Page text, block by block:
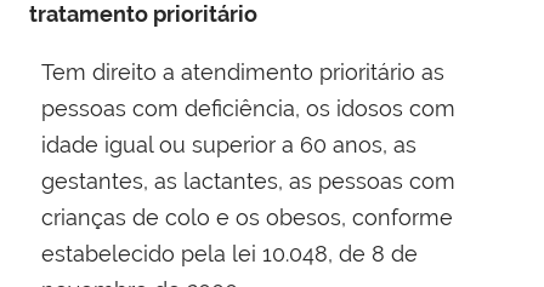
tratamento prioritário
Tem direito a atendimento prioritário as
pessoas com deficiência, os idosos com
idade igual ou superior a 60 anos, as
gestantes, as lactantes, as pessoas com
crianças de colo e os obesos, conforme
estabelecido pela lei 10.048, de 8 de